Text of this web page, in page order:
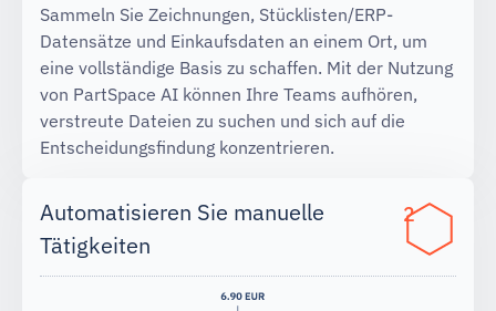
Sammeln Sie Zeichnungen, Stücklisten/ERP-
Datensätze und Einkaufsdaten an einem Ort, um
eine vollständige Basis zu schaffen. Mit der Nutzung
von PartSpace AI können Ihre Teams aufhören,
verstreute Dateien zu suchen und sich auf die
Entscheidungsfindung konzentrieren.
Automatisieren Sie manuelle
Tätigkeiten
2